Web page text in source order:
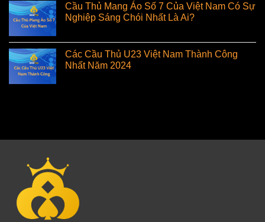
Cầu Thủ Mang Áo Số 7 Của Việt Nam Có Sự
Nghiệp Sáng Chói Nhất Là Ai?
Các Cầu Thủ U23 Việt Nam Thành Công
Nhất Năm 2024